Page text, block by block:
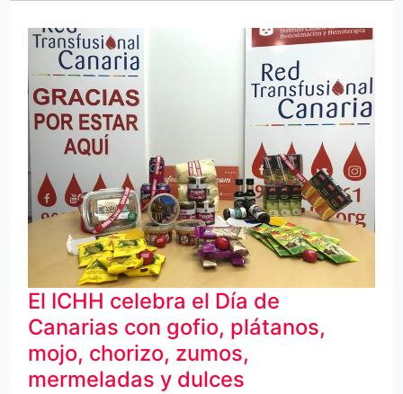
El ICHH celebra el Día de
Canarias con gofio, plátanos,
mojo, chorizo, zumos,
mermeladas y dulces
El
ICHH
celebra
el
de
Canarias
plátanos,
mojo,
chorizo,